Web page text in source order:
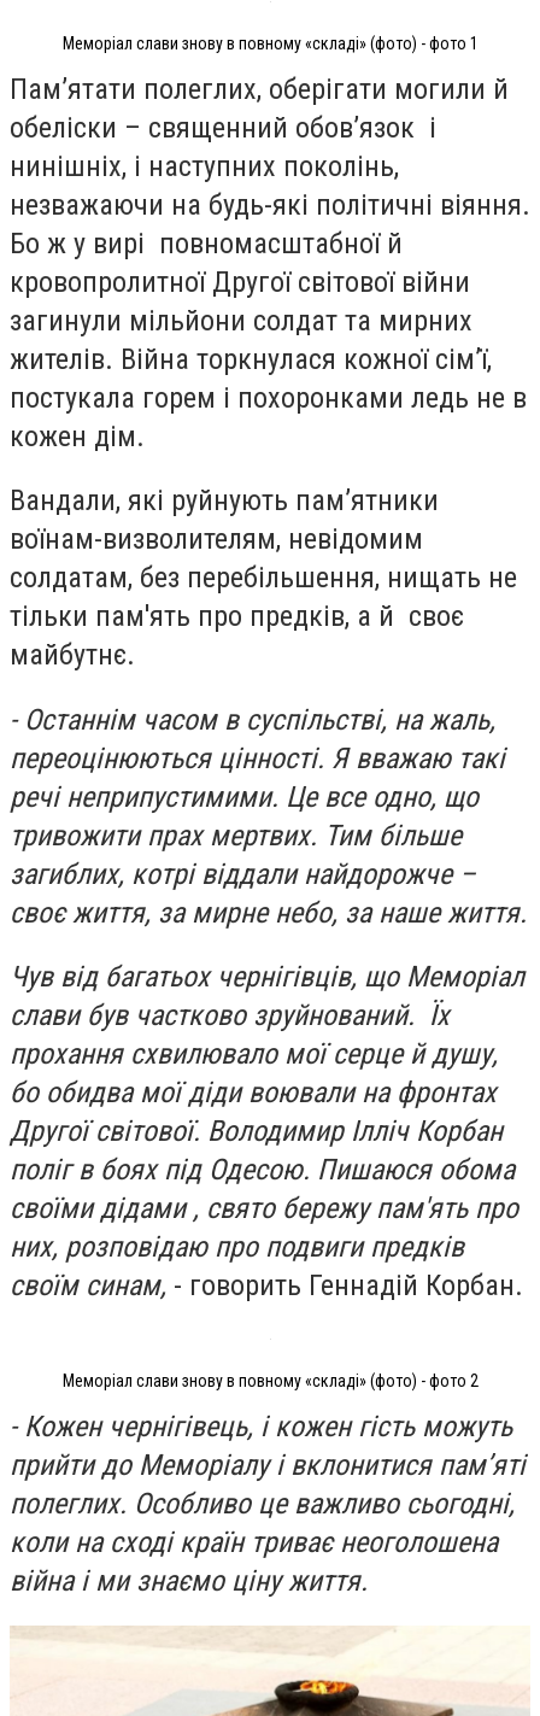
Меморіал слави знову в повному «складі» (фото) - фото 1
Пам’ятати полеглих, оберігати могили й
обеліски – священний обов’язок і
нинішніх, і наступних поколінь,
незважаючи на будь-які політичні віяння.
Бо ж у вирі повномасштабної й
кровопролитної Другої світової війни
загинули мільйони солдат та мирних
жителів. Війна торкнулася кожної сім’ї,
постукала горем і похоронками ледь не в
кожен дім.
Вандали, які руйнують пам’ятники
воїнам-визволителям, невідомим
солдатам, без перебільшення, нищать не
тільки пам'ять про предків, а й своє
майбутнє.
- Останнім часом в суспільстві, на жаль,
переоцінюються цінності. Я вважаю такі
речі неприпустимими. Це все одно, що
тривожити прах мертвих. Тим більше
загиблих, котрі віддали найдорожче –
своє життя, за мирне небо, за наше життя.
Чув від багатьох чернігівців, що Меморіал
слави був частково зруйнований. Їх
прохання схвилювало мої серце й душу,
бо обидва мої діди воювали на фронтах
Другої світової. Володимир Ілліч Корбан
поліг в боях під Одесою. Пишаюся обома
своїми дідами , свято бережу пам'ять про
них, розповідаю про подвиги предків
своїм синам, - говорить Геннадій Корбан.
Меморіал слави знову в повному «складі» (фото) - фото 2
- Кожен чернігівець, і кожен гість можуть
прийти до Меморіалу і вклонитися пам’яті
полеглих. Особливо це важливо сьогодні,
коли на сході країн триває неоголошена
війна і ми знаємо ціну життя.